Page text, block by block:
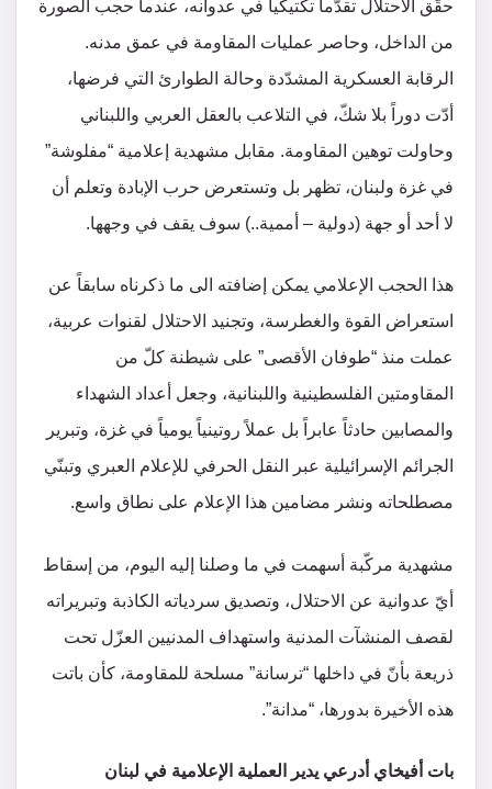
حقّق الاحتلال تقدّماً تكتيكياً في عدوانه، عندما حجب الصورة
من الداخل، وحاصر عمليات المقاومة في عمق مدنه.
الرقابة العسكرية المشدّدة وحالة الطوارئ التي فرضها،
أدّت دوراً بلا شكّ، في التلاعب بالعقل العربي واللبناني
وحاولت توهين المقاومة. مقابل مشهدية إعلامية “مفلوشة”
في غزة ولبنان، تظهر بل وتستعرض حرب الإبادة وتعلم أن
لا أحد أو جهة (دولية – أممية..) سوف يقف في وجهها.
هذا الحجب الإعلامي يمكن إضافته الى ما ذكرناه سابقاً عن
استعراض القوة والغطرسة، وتجنيد الاحتلال لقنوات عربية،
عملت منذ “طوفان الأقصى” على شيطنة كلّ من
المقاومتين الفلسطينية واللبنانية، وجعل أعداد الشهداء
والمصابين حادثاً عابراً بل عملاً روتينياً يومياً في غزة، وتبرير
الجرائم الإسرائيلية عبر النقل الحرفي للإعلام العبري وتبنّي
مصطلحاته ونشر مضامين هذا الإعلام على نطاق واسع.
مشهدية مركّبة أسهمت في ما وصلنا إليه اليوم، من إسقاط
أيّ عدوانية عن الاحتلال، وتصديق سردياته الكاذبة وتبريراته
لقصف المنشآت المدنية واستهداف المدنيين العزّل تحت
ذريعة بأنّ في داخلها “ترسانة” مسلحة للمقاومة، كأن باتت
هذه الأخيرة بدورها، “مدانة”.
بات أفيخاي أدرعي يدير العملية الإعلامية في لبنان